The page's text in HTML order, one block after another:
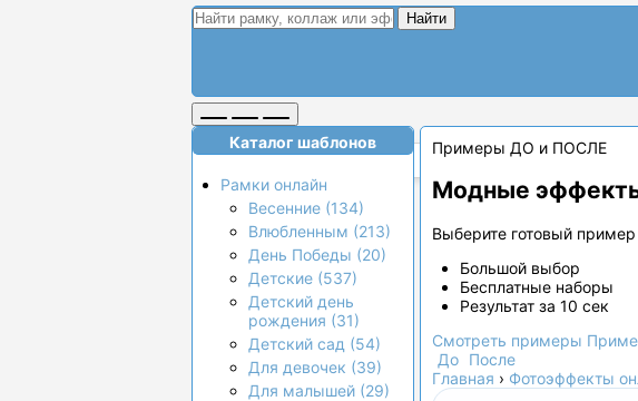
Найти
Каталог шаблонов
Рамки онлайн
Весенние (134)
Влюбленным (213)
День Победы (20)
Детские (537)
Детский день
рождения (31)
Детский сад (54)
Для девочек (39)
Для малышей (29)
Примеры ДО и ПОСЛЕ
Модные
Выберите готовый пример
Большой выбор
Бесплатные наборы
Результат за 10 сек
Смотреть примеры
До После
Главная › Фотоэффекты